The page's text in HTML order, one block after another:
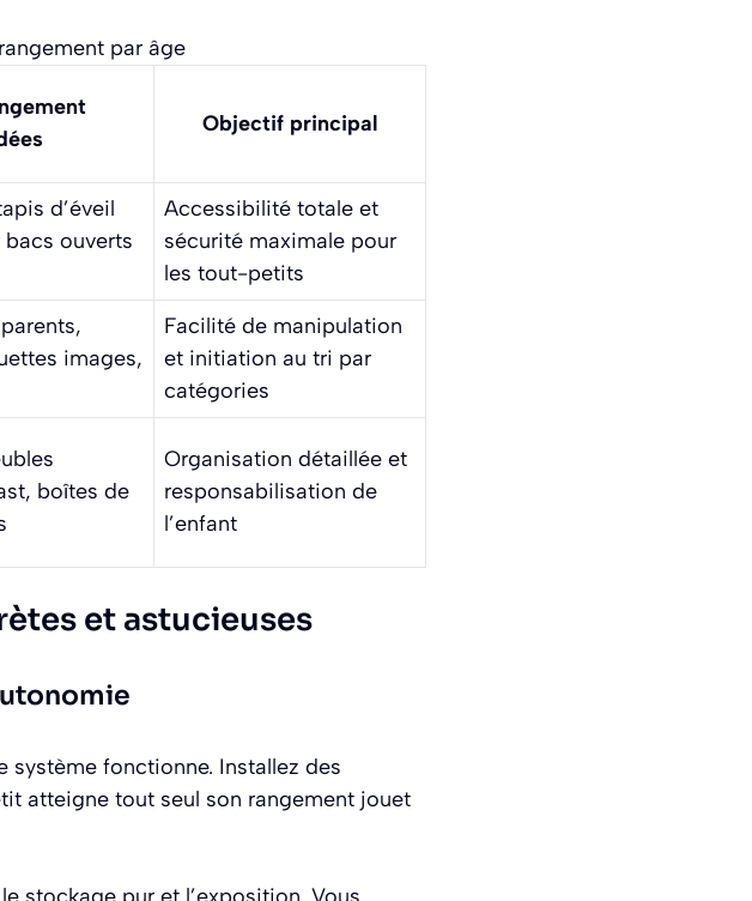
par âge
Objectif principal
d’éveil
ouverts
Accessibilité totale et
sécurité maximale pour
les tout-petits
images,
Facilité de manipulation
et initiation au tri par
catégories
boîtes de
Organisation détaillée et
responsabilisation de
l’enfant
et astucieuses
système fonctionne. Installez des
atteigne tout seul son rangement jouet